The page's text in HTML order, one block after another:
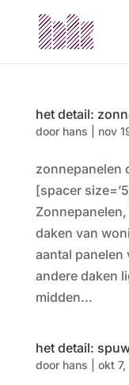
het detail:
door hans nov
zonnepanelen
[spacer
daken van
aantal panelen
andere daken
midden...
het detail:
door hans okt 7,